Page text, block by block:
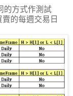
的方式作測試
的每週交易日